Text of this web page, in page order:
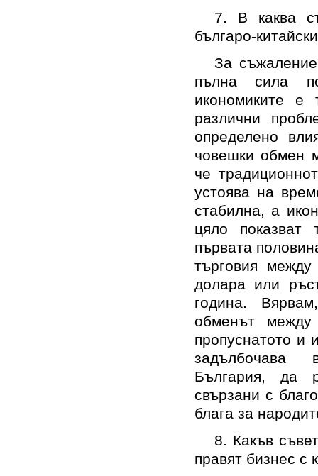
7. В каква
българо-
За
пълна сила
икономиките е
различни
определено
човешки обмен
че
устоява на
стабилна, а
цяло показват
първата
търговия
долара или
година.
обменът
пропуснатото и
задълбочава
България, да
свързани с
блага за
8. Какъв
правят бизнес с